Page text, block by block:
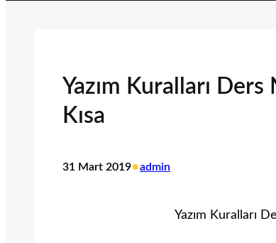
Yazım Kuralları
Kısa
31 Mart 2019•admin
Yazım Kuralları